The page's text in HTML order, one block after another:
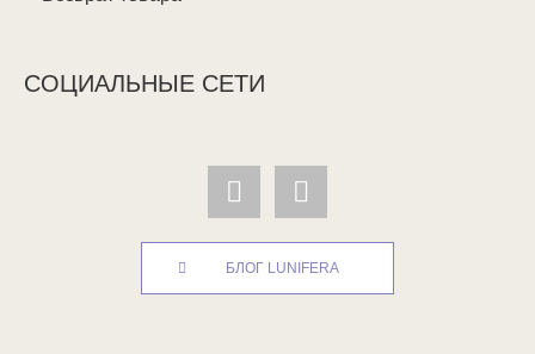
СОЦИАЛЬНЫЕ СЕТИ
БЛОГ LUNIFERA